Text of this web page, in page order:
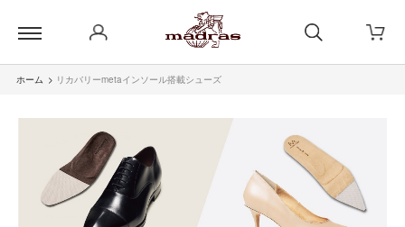
ホーム > リカバリーmetaインソール搭載シューズ